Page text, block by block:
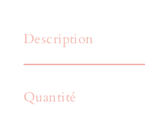
Description
Quantité